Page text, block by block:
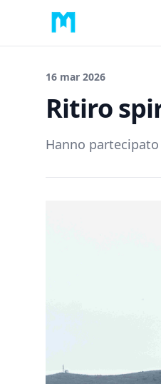
16 mar 2026
Ritiro
Hanno